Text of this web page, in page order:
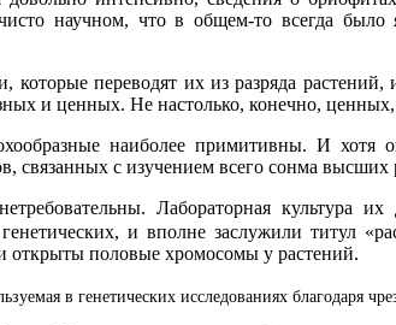
научном, что в общем-то всегда
переводят их из разряда
и ценных. Не настолько, конечно,
наиболее примитивны. И хотя
связанных с изучением всего сонма
Лабораторная
и вполне заслужили титул
открыты половые хромосомы у растений.
в генетических исследованиях благодаря